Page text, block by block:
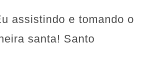
assistindo e tomando o
santa! Santo